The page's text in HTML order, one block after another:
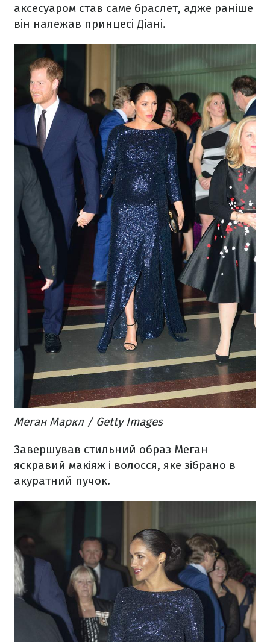
аксесуаром став саме браслет, адже раніше
він належав принцесі Діані.
Меган Маркл / Getty Images
Завершував стильний образ Меган
яскравий макіяж і волосся, яке зібрано в
акуратний пучок.